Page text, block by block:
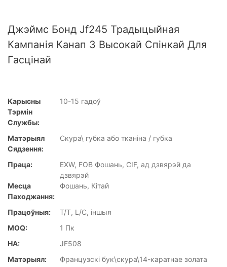
Джэймс Бонд Jf245 Традыцыйная
Кампанія Канап З Высокай Спінкай Для
Гасцінай
Карысны
Тэрмін
Службы:
10-15 гадоў
Матэрыял
Сядзення:
Скура\ губка або тканіна / губка
Праца:
EXW, FOB Фошань, CIF, ад дзвярэй да
дзвярэй
Месца
Паходжання:
Фошань, Кітай
Працоўныя:
T/T, L/C, іншыя
MOQ:
1 Пк
НА:
JF508
Матэрыял:
Французскі бук\скура\14-каратнае золата